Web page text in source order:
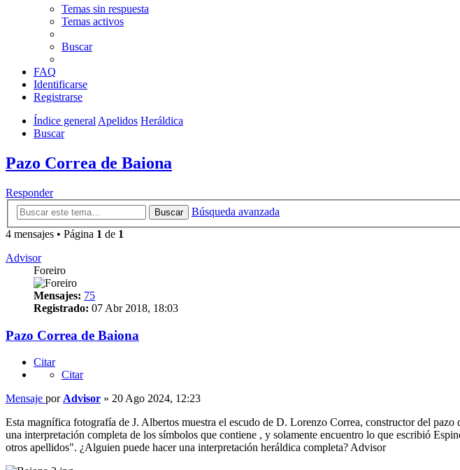
Temas sin respuesta
Temas activos
Buscar
FAQ
Identificarse
Registrarse
Índice generalApelidos Heráldica
Buscar
Pazo Correa de Baiona
Responder
Buscar
Búsqueda avanzada
4 mensajes • Página 1 de 1
Advisor
Foreiro
Mensajes: 75
Registrado: 07 Abr 2018, 18:03
Pazo Correa de Baiona
Citar
Citar
Mensaje por Advisor » 20 Ago 2024, 12:23
Esta magnífica fotografía de J. Albertos muestra el escudo de D. Lorenzo Correa, constructor del
una interpretación completa de los símbolos que contiene , y solamente encuentro lo que escribió
otros apellidos". ¿Alguien puede hacer una interpretación heráldica completa? Advisor